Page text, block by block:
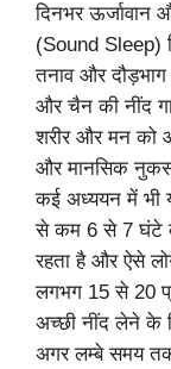
दिनभर ऊर्जावान
(Sound Sleep)
तनाव और
और चैन की नींद
शरीर और मन को
और मानसिक
कई अध्ययन में भी
से कम 6 से 7 घंटे
रहता है और ऐसे
लगभग 15 से 20
अच्छी नींद लेने के
अगर लम्बे समय तक